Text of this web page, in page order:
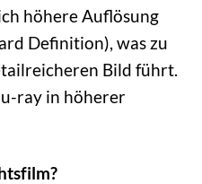
höhere Auflösung
Definition), was zu
Bild führt.
ray in höherer